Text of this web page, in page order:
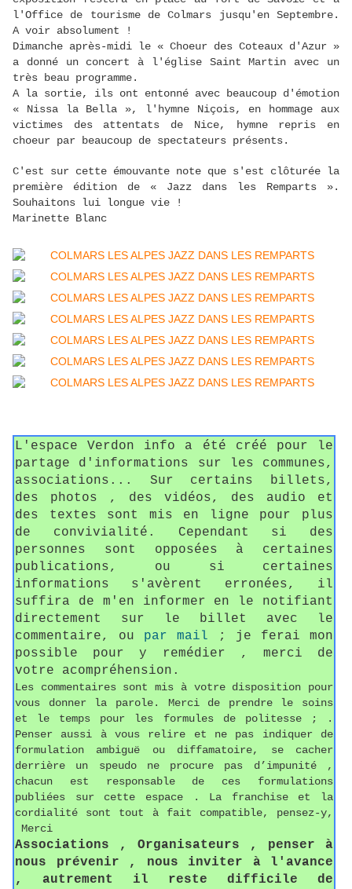
l'Office de tourisme de Colmars jusqu'en Septembre.
A voir absolument !
Dimanche après-midi le « Choeur des Coteaux d'Azur »
a donné un concert à l'église Saint Martin avec un
très beau programme.
A la sortie, ils ont entonné avec beaucoup d'émotion
« Nissa la Bella », l'hymne Niçois, en hommage aux
victimes des attentats de Nice, hymne repris en
choeur par beaucoup de spectateurs présents.
C'est sur cette émouvante note que s'est clôturée la
première édition de « Jazz dans les Remparts ».
Souhaitons lui longue vie !
Marinette Blanc
L'espace Verdon info a été créé pour le
partage d'informations sur les communes,
associations... Sur certains billets,
des photos , des vidéos, des audio et
des textes sont mis en ligne pour plus
de convivialité. Cependant si des
personnes sont opposées à certaines
publications, ou si certaines
informations s'avèrent erronées, il
suffira de m'en informer en le notifiant
directement sur le billet avec le
commentaire, ou par mail ; je ferai mon
possible pour y remédier , merci de
votre acompréhension.
Les commentaires sont mis à votre disposition pour
vous donner la parole. Merci de prendre le soins
et le temps pour les formules de politesse ; .
Penser aussi à vous relire et ne pas indiquer de
formulation ambiguë ou diffamatoire, se cacher
derrière un speudo ne procure pas d’impunité ,
chacun est responsable de ces formulations
publiées sur cette espace . La franchise et la
cordialité sont tout à fait compatible, pensez-y,
Merci
Associations , Organisateurs , penser à
nous prévenir , nous inviter à l'avance
, autrement il reste difficile de